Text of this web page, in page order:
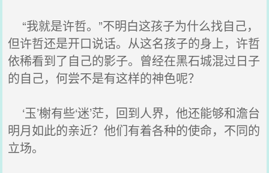
“我就是许哲。”不明白这孩子为什么找自己，
但许哲还是开口说话。从这名孩子的身上，许哲
依稀看到了自己的影子。曾经在黑石城混过日子
的自己，何尝不是有这样的神色呢？
‘玉’榭有些‘迷’茫，回到人界，他还能够和澹台
明月如此的亲近？他们有着各种的使命，不同的
立场。